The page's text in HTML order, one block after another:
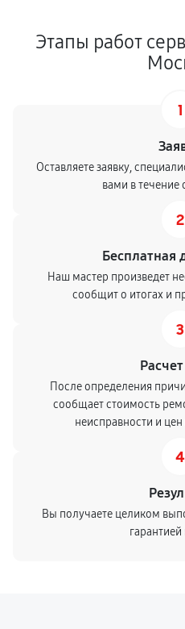
Этапы работ
1
Оставляете заявку,
вами в
2
Бесплатная
Наш мастер произведет
сообщит о итогах и
3
После определения
сообщает стоимость
неисправности и
4
Вы получаете целиком
гарантией